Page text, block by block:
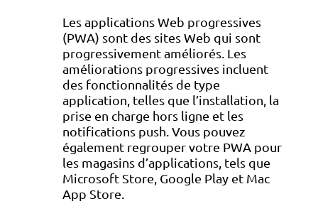
Les applications Web progressives
(PWA) sont des sites Web qui sont
progressivement améliorés. Les
améliorations progressives incluent
des fonctionnalités de type
application, telles que l’installation, la
prise en charge hors ligne et les
notifications push. Vous pouvez
également regrouper votre PWA pour
les magasins d’applications, tels que
Microsoft Store, Google Play et Mac
App Store.